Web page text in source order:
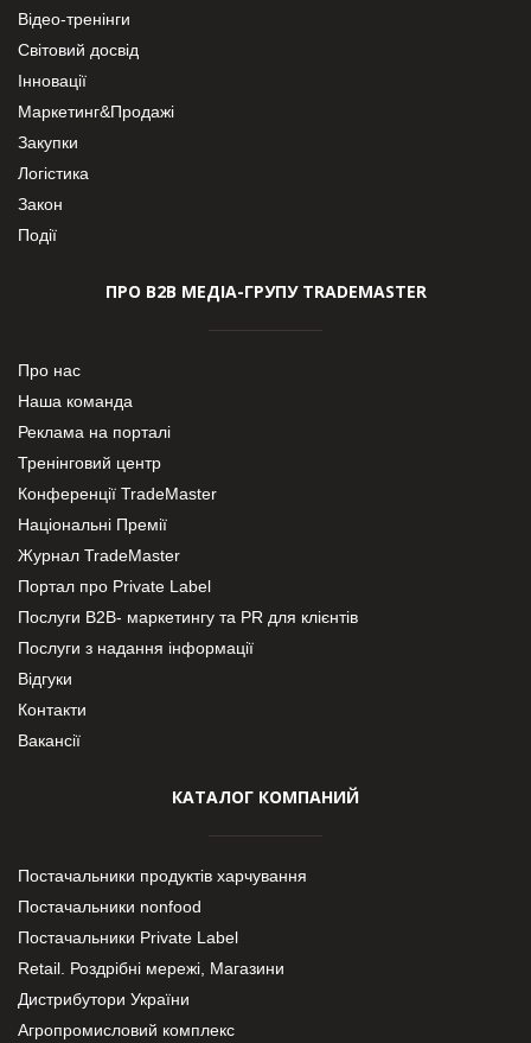
Відео-тренінги
Світовий досвід
Інновації
Маркетинг&Продажі
Закупки
Логістика
Закон
Події
ПРО В2В МЕДІА-ГРУПУ TRADEMASTER
Про нас
Наша команда
Реклама на порталі
Тренінговий центр
Конференції TradeMaster
Національні Премії
Журнал TradeMaster
Портал про Private Label
Послуги В2В- маркетингу та PR для клієнтів
Послуги з надання інформації
Відгуки
Контакти
Вакансії
КАТАЛОГ КОМПАНИЙ
Постачальники продуктів харчування
Постачальники nonfood
Постачальники Private Label
Retail. Роздрібні мережі, Магазини
Дистрибутори України
Агропромисловий комплекс